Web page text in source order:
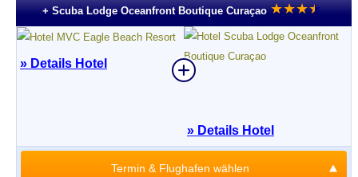
+ Scuba Lodge Oceanfront Boutique Curaçao ★★★★
★
» Details Hotel
» Details Hotel
Termin & Flughafen wählen